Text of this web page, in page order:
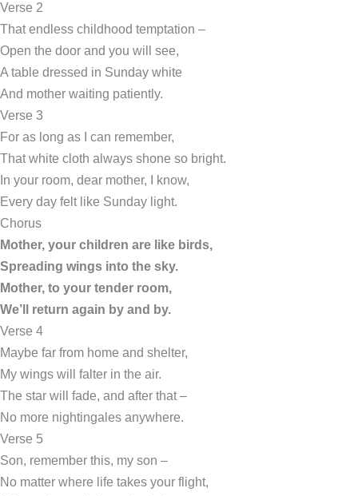
Verse 2
That endless childhood temptation –
Open the door and you will see,
A table dressed in Sunday white
And mother waiting patiently.
Verse 3
For as long as I can remember,
That white cloth always shone so bright.
In your room, dear mother, I know,
Every day felt like Sunday light.
Chorus
Mother, your children are like birds,
Spreading wings into the sky.
Mother, to your tender room,
We’ll return again by and by.
Verse 4
Maybe far from home and shelter,
My wings will falter in the air.
The star will fade, and after that –
No more nightingales anywhere.
Verse 5
Son, remember this, my son –
No matter where life takes your flight,